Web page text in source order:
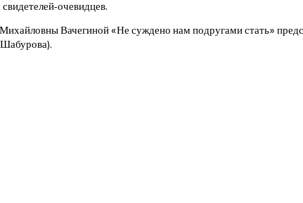
очевидцев.
Вачегиной «Не суждено нам подругами стать»
Шабурова).